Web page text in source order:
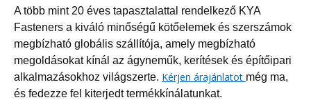
A több mint 20 éves tapasztalattal rendelkező KYA
Fasteners a kiváló minőségű kötőelemek és szerszámok
megbízható globális szállítója, amely megbízható
megoldásokat kínál az ágyneműk, kerítések és építőipari
alkalmazásokhoz világszerte. Kérjen árajánlatot még ma,
és fedezze fel kiterjedt termékkínálatunkat.